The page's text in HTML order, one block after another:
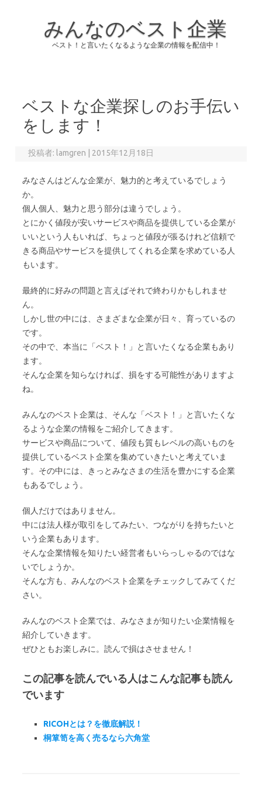
みんなのベスト企業
ベスト！と言いたくなるような企業の情報を配信中！
ベストな企業探しのお手伝い
をします！
投稿者: lamgren 2015年12月18日
みなさんはどんな企業が、魅力的と考えているでしょう
か。
個人個人、魅力と思う部分は違うでしょう。
とにかく値段が安いサービスや商品を提供している企業が
いいという人もいれば、ちょっと値段が張るけれど信頼で
きる商品やサービスを提供してくれる企業を求めている人
もいます。
最終的に好みの問題と言えばそれで終わりかもしれませ
ん。
しかし世の中には、さまざまな企業が日々、育っているの
です。
その中で、本当に「ベスト！」と言いたくなる企業もあり
ます。
そんな企業を知らなければ、損をする可能性がありますよ
ね。
みんなのベスト企業は、そんな「ベスト！」と言いたくな
るような企業の情報をご紹介してきます。
サービスや商品について、値段も質もレベルの高いものを
提供しているベスト企業を集めていきたいと考えていま
す。その中には、きっとみなさまの生活を豊かにする企業
もあるでしょう。
個人だけではありません。
中には法人様が取引をしてみたい、つながりを持ちたいと
いう企業もあります。
そんな企業情報を知りたい経営者もいらっしゃるのではな
いでしょうか。
そんな方も、みんなのベスト企業をチェックしてみてくだ
さい。
みんなのベスト企業では、みなさまが知りたい企業情報を
紹介していきます。
ぜひともお楽しみに。読んで損はさせません！
この記事を読んでいる人はこんな記事も読ん
でいます
RICOHとは？を徹底解説！
桐箪笥を高く売るなら六角堂